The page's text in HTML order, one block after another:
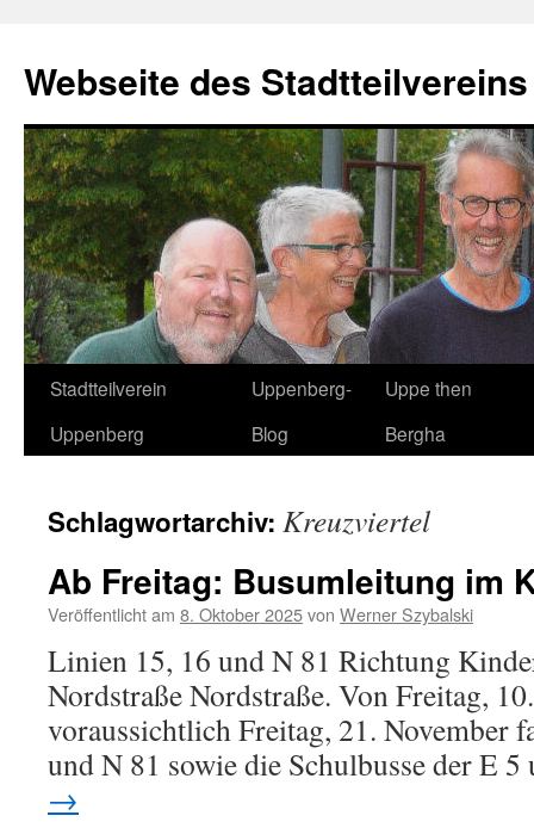
springen
Webseite des
Stadtteilverein
Uppenberg
Uppenberg-
Blog
Uppe then
Bergha
Schlagwortarchiv: Kreuzviertel
Ab Freitag: Busumleitung im
Veröffentlicht am 8. Oktober 2025von Werner Szybalski
Linien 15, 16 und N 81 Richtung
Nordstraße Nordstraße. Von Freitag,
voraussichtlich Freitag, 21. November
und N 81 sowie die Schulbusse der E
→